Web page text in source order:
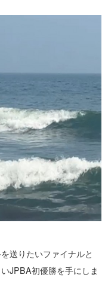
送りたいファイナルと
JPBA初優勝を手にしま